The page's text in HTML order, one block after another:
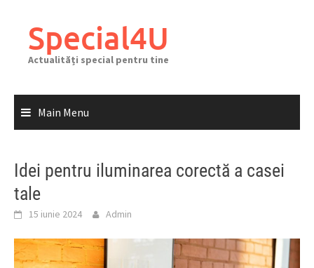
contentSpecial4U
Actualități special pentru tine
Main Menu
Idei pentru iluminarea corectă a casei
tale
15 iunie 2024 Admin